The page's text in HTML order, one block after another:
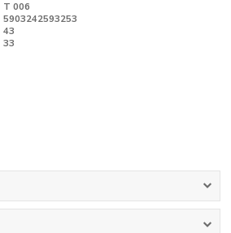
T 006
5903242593253
43
33